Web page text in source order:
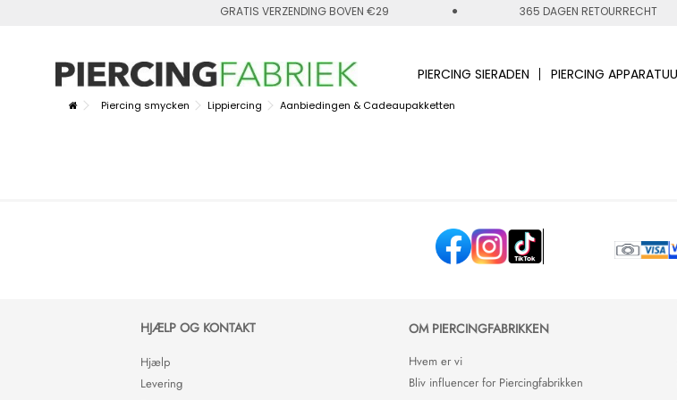
GRATIS VERZENDING BOVEN €29 365 DAGEN RETOURRECHT
PIERCING SIERADEN PIERCING
Piercing smycken Lippiercing Aanbiedingen & Cadeaupakketten
HJÆLP OG KONTAKT
Hjælp
Levering
OM PIERCINGFABRIKKEN
Hvem er vi
Bliv influencer for Piercingfabrikken